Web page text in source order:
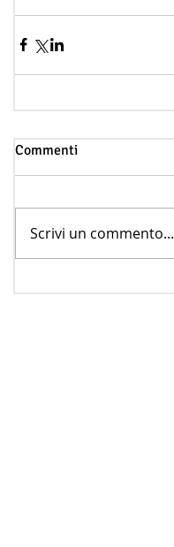
Commenti
Scrivi un commento...